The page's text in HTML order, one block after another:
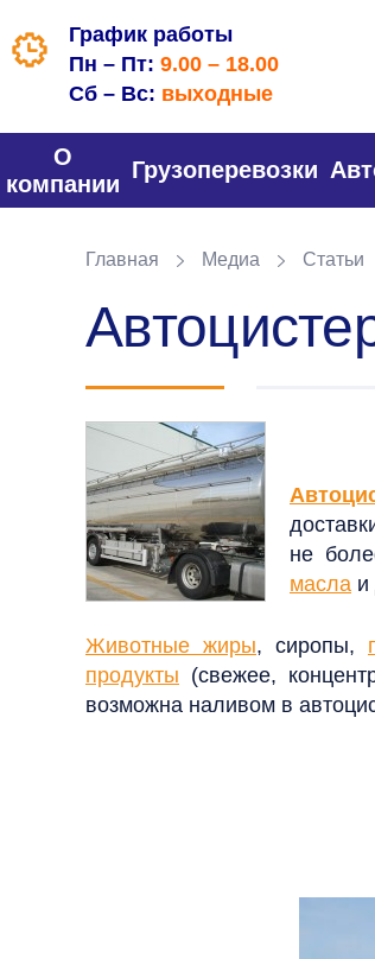
График работы
Пн – Пт: 9.00 – 18.00
Сб – Вс: выходные
О
компании
Грузоперевозки
Главная Медиа Статьи
не
масла и
Животные жиры, сиропы,
продукты (свежее,
возможна наливом в